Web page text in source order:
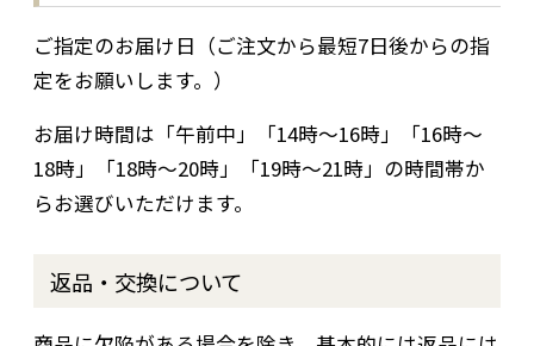
ご指定のお届け日（ご注文から最短7日後からの指
定をお願いします。）
お届け時間は「午前中」「14時～16時」「16時～
18時」「18時～20時」「19時～21時」の時間帯か
らお選びいただけます。
返品・交換について